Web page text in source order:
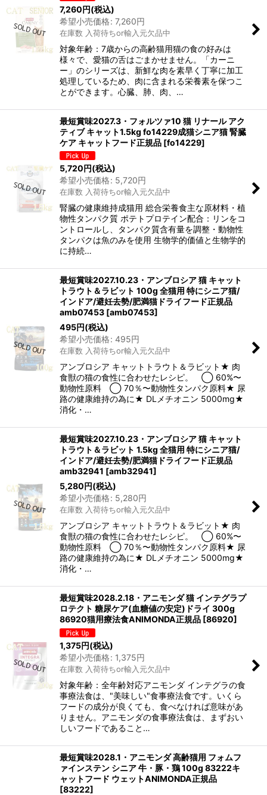
7,260円(税込)
希望小売価格: 7,260円
在庫数 入荷待ちor輸入元欠品中
対象年齢：7歳からの高齢猫用猫の食の好みは
様々で、愛猫の舌はごまかせません。「カーニ
ー」のシリーズは、新鮮な肉を素早く丁寧に加工
処理しているため、肉に含まれる栄養素を保つこ
とができます。心臓、肺、肉、…
最短賞味2027.3・フォルツァ10 猫 リナール アク
ティブ キャット1.5kg fo14229成猫シニア猫 腎臓
ケア キャットフード正規品 [fo14229]
5,720円(税込)
希望小売価格: 5,720円
在庫数 入荷待ちor輸入元欠品中
腎臓の健康維持成猫用 総合栄養食主な原材料・植
物性タンパク質 ポテトプロテイン配合：リンをコ
ントロールし、タンパク質含有量を調整・動物性
タンパクは魚のみを使用 生物学的価値と生物学的
に持続…
最短賞味2027.10.23・アンブロシア 猫 キャット
トラウト＆ラビット 100g 全猫用 特にシニア猫/
インドア/避妊去勢/肥満猫ドライフード正規品
amb07453 [amb07453]
495円(税込)
希望小売価格: 495円
在庫数 入荷待ちor輸入元欠品中
アンブロシア キャットトラウト＆ラビット★ 肉
食獣の猫の食性に合わせたレシピ。 ◯ 60%〜
動物性原料 ◯ 70％〜動物性タンパク原料★ 尿
路の健康維持の為に★ DLメチオニン 5000mg★
消化・…
最短賞味2027.10.23・アンブロシア 猫 キャット
トラウト＆ラビット 1.5kg 全猫用 特にシニア猫/
インドア/避妊去勢/肥満猫ドライフード正規品
amb32941 [amb32941]
5,280円(税込)
希望小売価格: 5,280円
在庫数 入荷待ちor輸入元欠品中
アンブロシア キャットトラウト＆ラビット★ 肉
食獣の猫の食性に合わせたレシピ。 ◯ 60%〜
動物性原料 ◯ 70％〜動物性タンパク原料★ 尿
路の健康維持の為に★ DLメチオニン 5000mg★
消化・…
最短賞味2028.2.18・アニモンダ 猫 インテグラプ
ロテクト 糖尿ケア(血糖値の安定)ドライ 300g
86920猫用療法食ANIMONDA正規品 [86920]
1,375円(税込)
希望小売価格: 1,375円
在庫数 入荷待ちor輸入元欠品中
対象年齢：全年齢対応アニモンダ インテグラの食
事療法食は、"美味しい"食事療法食です。いくら
フードの成分が良くても、食べなければ意味があ
りません。アニモンダの食事療法食は、まずおい
しいフードであること…
最短賞味2028.1・アニモンダ 高齢猫用 フォムフ
ァインステン シニア 牛・豚・鶏 100g 83222キ
ャットフード ウェットANIMONDA正規品
[83222]